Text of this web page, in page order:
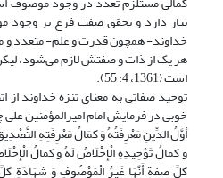
نیاز دارد و تحقق صفت فرع بر
خداوند- همچون قدرت و علم- متعدد و
هر یک از ذات و صفتش لازم می‌شود،
است (1361، 4: 55).
توحید صفاتی به معنای تنزه خداوند
خوبی در فرمایش امام امیرالمؤمنین
أوَّلُ الدِّینِ مَعْرِفَتُهُ وَ کمَالُ مَعْرِفَتِهِ
وَ کمَالُ تَوْحِیدِهِ الْإِخْلَاصُ لَهُ وَ کمَالُ
کلِّ صِفَةٍ أَنَّهَا غَیرُ الْمَوْصُوفِ وَ شَهَادَةِ